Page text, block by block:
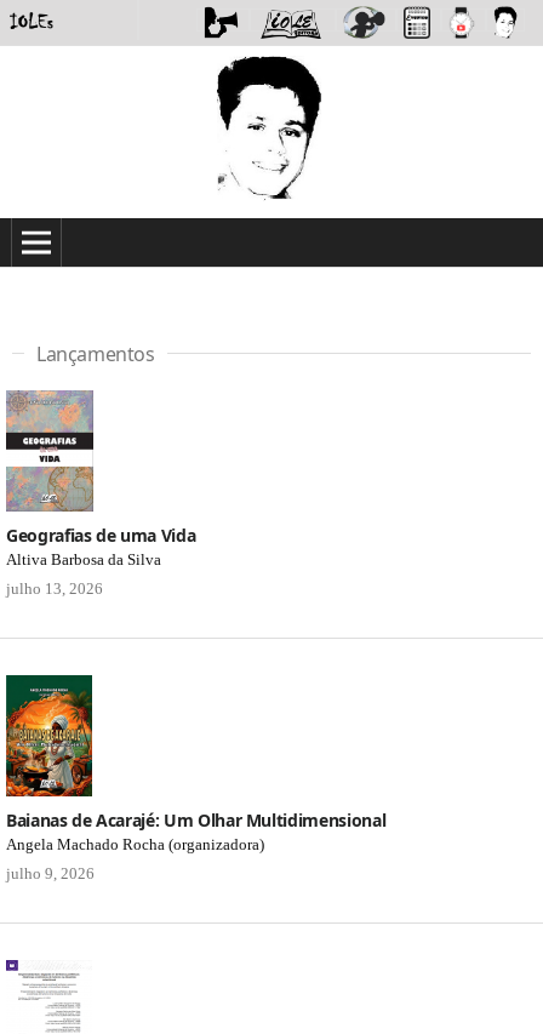
Lançamentos
Geografias de uma Vida
Altiva Barbosa da Silva
julho 13, 2026
Baianas de Acarajé: Um Olhar Multidimensional
Angela Machado Rocha (organizadora)
julho 9, 2026